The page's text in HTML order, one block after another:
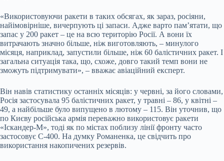
«Використовуючи ракети в таких обсягах, як зараз, росіяни,
найімовірніше, вичерпують ці запаси. Адже варто пам’ятати, що
запас у 200 ракет – це на всю територію Росії. А вони їх
витрачають значно більше, ніж виготовляють, – минулого
місяця, наприклад, запустили більше, ніж 60 балістичних ракет. І
загальна ситуація така, що, схоже, довго такий темп вони не
зможуть підтримувати», – вважає авіаційний експерт.
Він навів статистику останніх місяців: у червні, за його словами,
Росія застосувала 95 балістичних ракет, у травні – 86, у квітні –
49, а найбільше було випущено в лютому – 115. Він уточнив, що
по Києву російська армія переважно використовує ракети
«Іскандер-М», тоді як по містах поблизу лінії фронту часто
застосовує С-400. На думку Романенка, це свідчить про
використання накопичених резервів.